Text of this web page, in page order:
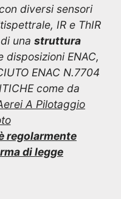
diversi sensori
IR e ThIR
una struttura
disposizioni ENAC,
ENAC N.7704
come da
A Pilotaggio
regolarmente
di legge